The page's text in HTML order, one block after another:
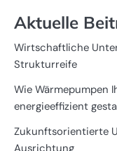
Aktuelle
Wirtschaftliche
Strukturreife
Wie Wärmepumpen
energieeffizient
Zukunftsorientierte
Ausrichtung